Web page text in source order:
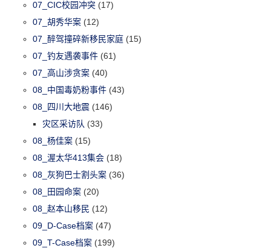
07_CIC校园冲突 (17)
07_胡秀华案 (12)
07_醉驾撞碎新移民家庭 (15)
07_钓友遇袭事件 (61)
07_高山涉贪案 (40)
08_中国毒奶粉事件 (43)
08_四川大地震 (146)
灾区采访队 (33)
08_杨佳案 (15)
08_渥太华413集会 (18)
08_灰狗巴士割头案 (36)
08_田园命案 (20)
08_赵本山移民 (12)
09_D-Case档案 (47)
09_T-Case档案 (199)